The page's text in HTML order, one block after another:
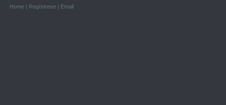
Home | Regístrese | Email